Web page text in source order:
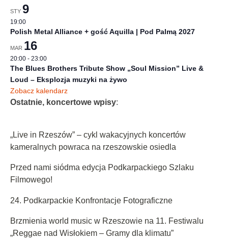
STY 9
19:00
Polish Metal Alliance + gość Aquilla | Pod Palmą 2027
MAR 16
20:00 - 23:00
The Blues Brothers Tribute Show „Soul Mission” Live &
Loud – Eksplozja muzyki na żywo
Zobacz kalendarz
Ostatnie, koncertowe wpisy:
„Live in Rzeszów” – cykl wakacyjnych koncertów
kameralnych powraca na rzeszowskie osiedla
Przed nami siódma edycja Podkarpackiego Szlaku
Filmowego!
24. Podkarpackie Konfrontacje Fotograficzne
Brzmienia world music w Rzeszowie na 11. Festiwalu
„Reggae nad Wisłokiem – Gramy dla klimatu”